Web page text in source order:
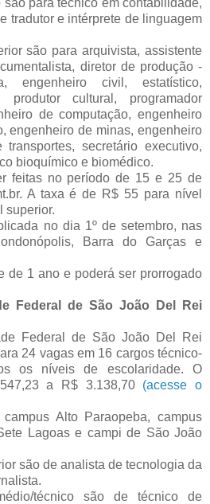
tradutor e intérprete de linguagem
são para arquivista, assistente
diretor de produção -
engenheiro civil, estatístico,
produtor cultural, programador
de computação, engenheiro
engenheiro de minas, engenheiro
secretário executivo,
bioquímico e biomédico.
feitas no período de 15 e 25 de
A taxa é de R$ 55 para nível
superior.
no dia 1º de setembro, nas
Barra do Garças e
de 1 ano e poderá ser prorrogado
Federal de São João Del Rei
Federal de São João Del Rei
24 vagas em 16 cargos técnico-
os níveis de escolaridade. O
a R$ 3.138,70 (acesse o
Alto Paraopeba, campus
Lagoas e campi de São João
são de analista de tecnologia da
técnico são de técnico de